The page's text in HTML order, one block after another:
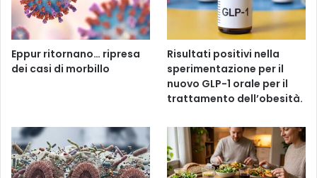
Eppur ritornano… ripresa
dei casi di morbillo
Risultati positivi nella
sperimentazione per il
nuovo GLP-1 orale per il
trattamento dell’obesità.